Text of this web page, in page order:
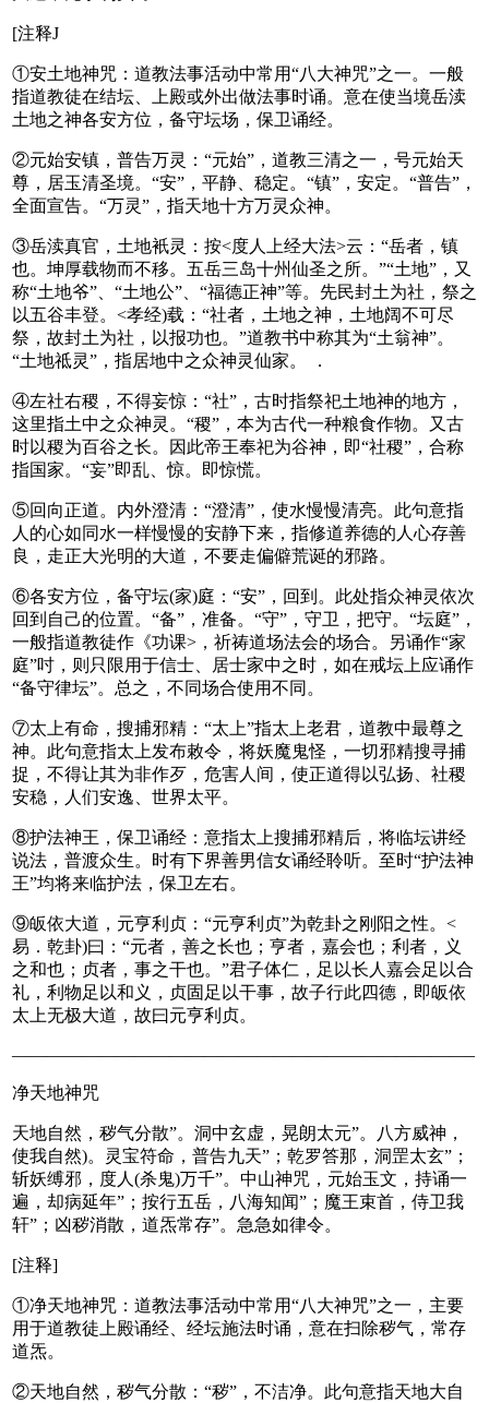
[注释J
①安土地神咒：道教法事活动中常用“八大神咒”之一。一般
指道教徒在结坛、上殿或外出做法事时诵。意在使当境岳渎
土地之神各安方位，备守坛场，保卫诵经。
②元始安镇，普告万灵：“元始”，道教三清之一，号元始天
尊，居玉清圣境。“安”，平静、稳定。“镇”，安定。“普告”，
全面宣告。“万灵”，指天地十方万灵众神。
③岳渎真官，土地衹灵：按<度人上经大法>云：“岳者，镇
也。坤厚载物而不移。五岳三岛十州仙圣之所。”“土地”，又
称“土地爷”、“土地公”、“福德正神”等。先民封土为社，祭之
以五谷丰登。<孝经)载：“社者，土地之神，土地阔不可尽
祭，故封土为社，以报功也。”道教书中称其为“土翁神”。
“土地祗灵”，指居地中之众神灵仙家。 ．
④左社右稷，不得妄惊：“社”，古时指祭祀土地神的地方，
这里指土中之众神灵。“稷”，本为古代一种粮食作物。又古
时以稷为百谷之长。因此帝王奉祀为谷神，即“社稷”，合称
指国家。“妄”即乱、惊。即惊慌。
⑤回向正道。内外澄清：“澄清”，使水慢慢清亮。此句意指
人的心如同水一样慢慢的安静下来，指修道养德的人心存善
良，走正大光明的大道，不要走偏僻荒诞的邪路。
⑥各安方位，备守坛(家)庭：“安”，回到。此处指众神灵依次
回到自己的位置。“备”，准备。“守”，守卫，把守。“坛庭”，
一般指道教徒作《功课>，祈祷道场法会的场合。另诵作“家
庭”吋，则只限用于信士、居士家中之时，如在戒坛上应诵作
“备守律坛”。总之，不同场合使用不同。
⑦太上有命，搜捕邪精：“太上”指太上老君，道教中最尊之
神。此句意指太上发布敕令，将妖魔鬼怪，一切邪精搜寻捕
捉，不得让其为非作歹，危害人间，使正道得以弘扬、社稷
安稳，人们安逸、世界太平。
⑧护法神王，保卫诵经：意指太上搜捕邪精后，将临坛讲经
说法，普渡众生。时有下界善男信女诵经聆听。至时“护法神
王”均将来临护法，保卫左右。
⑨皈依大道，元亨利贞：“元亨利贞”为乾卦之刚阳之性。<
易．乾卦)曰：“元者，善之长也；亨者，嘉会也；利者，义
之和也；贞者，事之干也。”君子体仁，足以长人嘉会足以合
礼，利物足以和义，贞固足以干事，故子行此四德，即皈依
太上无极大道，故曰元亨利贞。
——————————————————————————–
净天地神咒
天地自然，秽气分散”。洞中玄虚，晃朗太元”。八方威神，
使我自然)。灵宝符命，普告九天”；乾罗答那，洞罡太玄”；
斩妖缚邪，度人(杀鬼)万千”。中山神咒，元始玉文，持诵一
遍，却病延年”；按行五岳，八海知闻”；魔王束首，侍卫我
轩”；凶秽消散，道炁常存”。急急如律令。
[注释]
①净天地神咒：道教法事活动中常用“八大神咒”之一，主要
用于道教徒上殿诵经、经坛施法时诵，意在扫除秽气，常存
道炁。
②天地自然，秽气分散：“秽”，不洁净。此句意指天地大自